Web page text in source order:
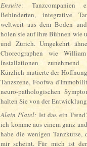
Ensuite: Tanzcompanien
Behinderten, integrative
weltweit aus dem Boden
holen sie auf ihre Bühnen wie
und Zürich. Umgekehrt
Choreographen wie
Installationen zunehmend
Kürzlich mutierte der
Tanzszene, Foofwa
neuro-pathologischen
halten Sie von der
Alain Platel: Ist das ein
ich komme aus einem ganz
habe die wenigen
mir scheint. Für mich ist der